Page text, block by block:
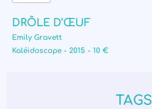
DRÔLE D’ŒUF
Emily Gravett
Kaléidoscope - 2015 - 10 €
TAGS